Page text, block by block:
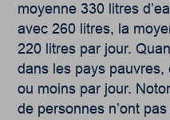
moyenne 330 litres
avec 260 litres, la
220 litres par jour.
dans les pays pauvres,
ou moins par jour.
de personnes n’ont